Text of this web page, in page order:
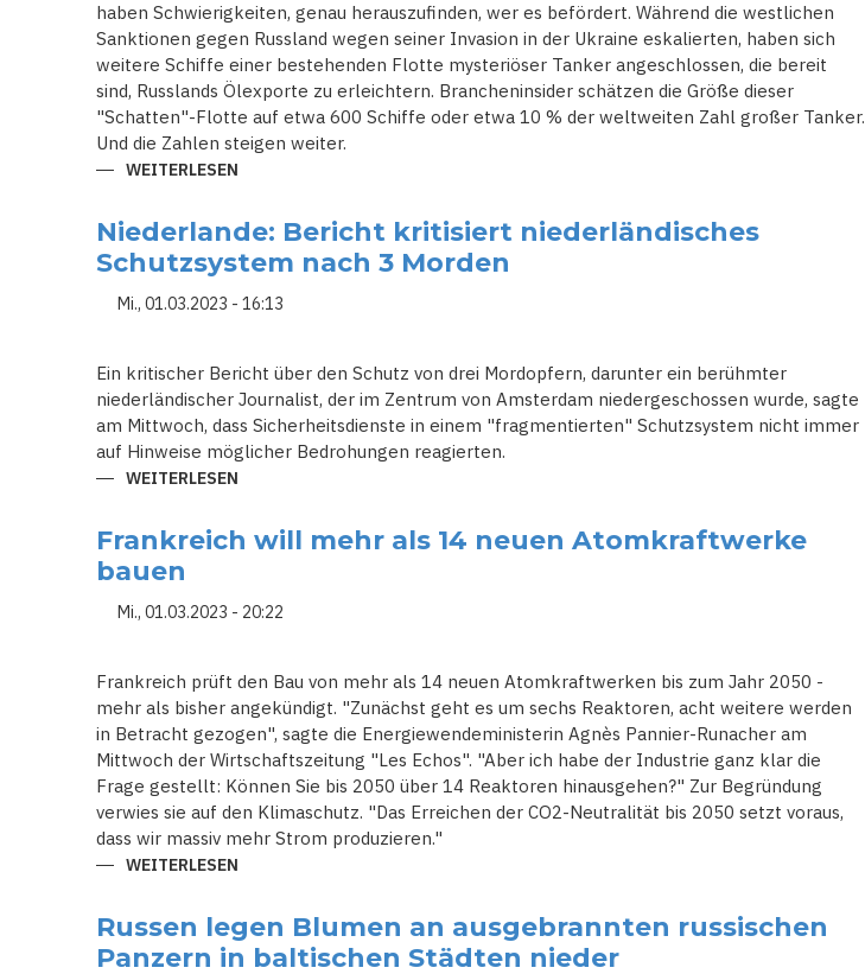
haben Schwierigkeiten, genau herauszufinden, wer es befördert. Während die westlichen
Sanktionen gegen Russland wegen seiner Invasion in der Ukraine eskalierten, haben sich
weitere Schiffe einer bestehenden Flotte mysteriöser Tanker angeschlossen, die bereit
sind, Russlands Ölexporte zu erleichtern. Brancheninsider schätzen die Größe dieser
"Schatten"-Flotte auf etwa 600 Schiffe oder etwa 10 % der weltweiten Zahl großer Tanker.
Und die Zahlen steigen weiter.
WEITERLESEN
TANKER-
FLOTTE
HILFT
RUSSLAND
UM
TRANSPORTIEREN
Niederlande: Bericht kritisiert niederländisches
Schutzsystem nach 3 Morden
Mi., 01.03.2023 - 16:13
Ein kritischer Bericht über den Schutz von drei Mordopfern, darunter ein berühmter
niederländischer Journalist, der im Zentrum von Amsterdam niedergeschossen wurde, sagte
am Mittwoch, dass Sicherheitsdienste in einem "fragmentierten" Schutzsystem nicht immer
auf Hinweise möglicher Bedrohungen reagierten.
WEITERLESEN
KRITISIERT
NIEDERLÄNDISCHES
MORDEN
Frankreich will mehr als 14 neuen Atomkraftwerke
bauen
Mi., 01.03.2023 - 20:22
Frankreich prüft den Bau von mehr als 14 neuen Atomkraftwerken bis zum Jahr 2050 -
mehr als bisher angekündigt. "Zunächst geht es um sechs Reaktoren, acht weitere werden
in Betracht gezogen", sagte die Energiewendeministerin Agnès Pannier-Runacher am
Mittwoch der Wirtschaftszeitung "Les Echos". "Aber ich habe der Industrie ganz klar die
Frage gestellt: Können Sie bis 2050 über 14 Reaktoren hinausgehen?" Zur Begründung
verwies sie auf den Klimaschutz. "Das Erreichen der CO2-Neutralität bis 2050 setzt voraus,
dass wir massiv mehr Strom produzieren."
WEITERLESEN
ALS
14
NEUEN
Russen legen Blumen an ausgebrannten russischen
Panzern in baltischen Städten nieder